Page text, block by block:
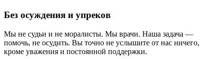
Без осуждения и упреков
Мы не судьи и не моралисты. Мы врачи. Наша задача —
помочь, не осудить. Вы точно не услышите от нас ничего,
кроме уважения и постоянной поддержки.